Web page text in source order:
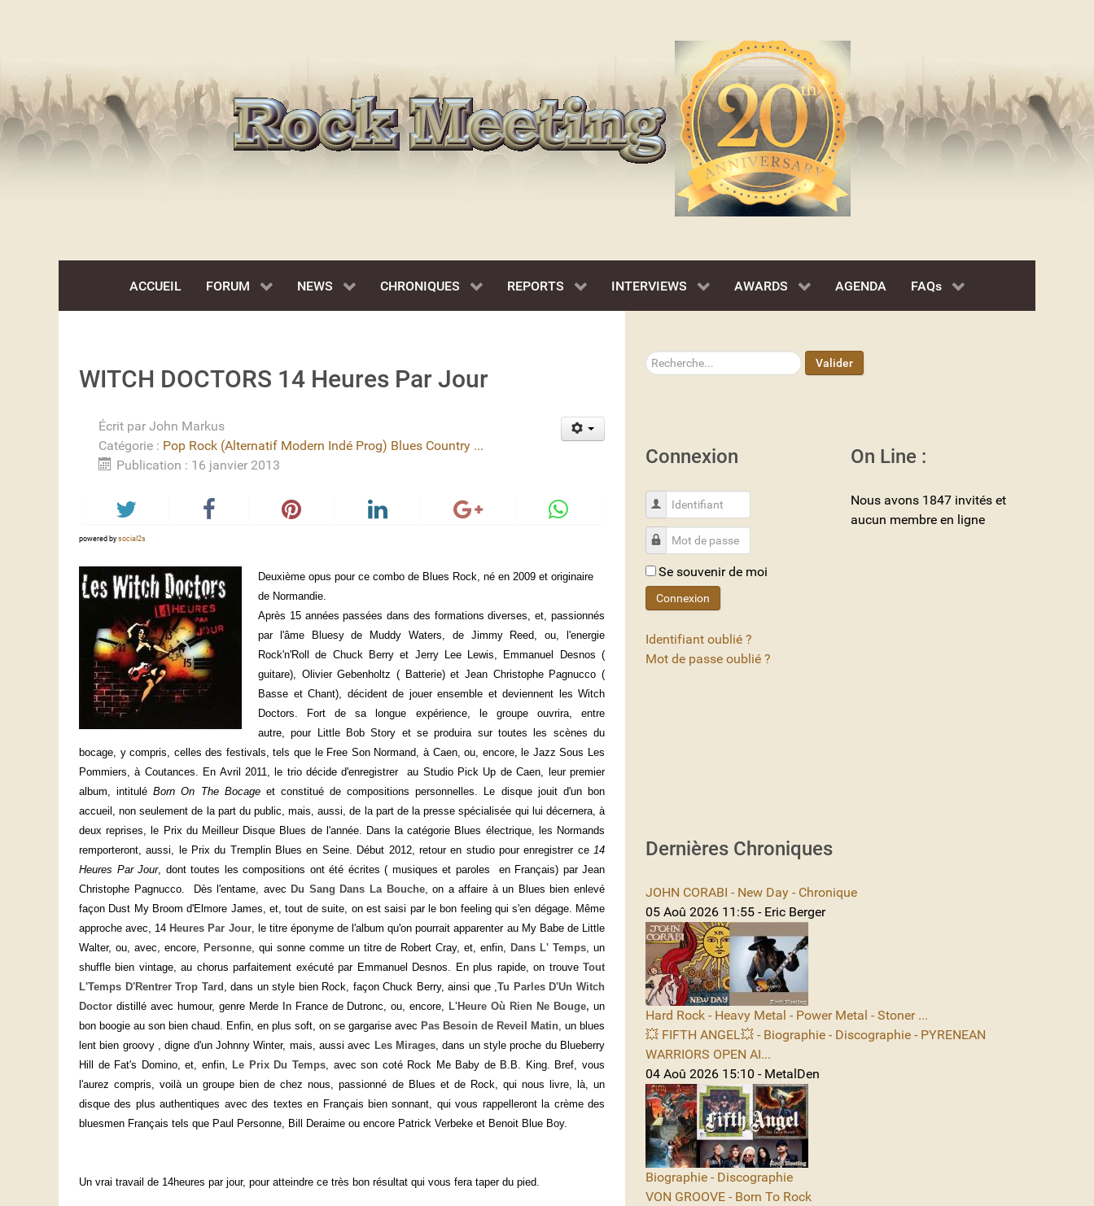
ACCUEIL FORUM NEWS CHRONIQUES REPORTS INTERVIEWS AWARDS AGENDA FAQs
WITCH DOCTORS 14 Heures Par Jour
Écrit par John Markus
Catégorie : Pop Rock (Alternatif Modern Indé Prog) Blues Country ...
Publication : 16 janvier 2013
powered by social2s
Deuxième opus pour ce combo de Blues Rock, né en 2009 et originaire
de Normandie.
Après 15 années passées dans des formations diverses, et, passionnés
par l'âme Bluesy de Muddy Waters, de Jimmy Reed, ou, l'energie
Rock'n'Roll de Chuck Berry et Jerry Lee Lewis, Emmanuel Desnos (
guitare), Olivier Gebenholtz ( Batterie) et Jean Christophe Pagnucco (
Basse et Chant), décident de jouer ensemble et deviennent les Witch
Doctors. Fort de sa longue expérience, le groupe ouvrira, entre
autre, pour Little Bob Story et se produira sur toutes les scènes du
bocage, y compris, celles des festivals, tels que le Free Son Normand, à Caen, ou, encore, le Jazz Sous Les
Pommiers, à Coutances. En Avril 2011, le trio décide d'enregistrer au Studio Pick Up de Caen, leur premier
album, intituléBorn On The Bocageet constitué de compositions personnelles. Le disque jouit d'un bon
accueil, non seulement de la part du public, mais, aussi, de la part de la presse spécialisée qui lui décernera, à
deux reprises, le Prix du Meilleur Disque Blues de l'année. Dans la catégorie Blues électrique, les Normands
remporteront, aussi, le Prix du Tremplin Blues en Seine. Début 2012, retour en studio pour enregistrer ce 14
Heures Par Jour, dont toutes les compositions ont été écrites ( musiques et paroles en Français) par Jean
Christophe Pagnucco. Dès l'entame, avec Du Sang Dans La Bouche, on a affaire à un Blues bien enlevé
façon Dust My Broom d'Elmore James, et, tout de suite, on est saisi par le bon feeling qui s'en dégage. Même
approche avec, 14 Heures Par Jour, le titre éponyme de l'album qu'on pourrait apparenter au My Babe de Little
Walter, ou, avec, encore, Personne, qui sonne comme un titre de Robert Cray, et, enfin, Dans L' Temps, un
shuffle bien vintage, au chorus parfaitement exécuté par Emmanuel Desnos. En plus rapide, on trouve Tout
L'Temps D'Rentrer Trop Tard , dans un style bien Rock, façon Chuck Berry, ainsi que ,Tu Parles D'Un Witch
Doctor distillé avec humour, genre Merde In France de Dutronc, ou, encore, L'Heure Où Rien Ne Bouge, un
bon boogie au son bien chaud. Enfin, en plus soft, on se gargarise avec Pas Besoin de Reveil Matin, un blues
lent bien groovy , digne d'un Johnny Winter, mais, aussi avec Les Mirages, dans un style proche du Blueberry
Hill de Fat's Domino, et, enfin, Le Prix Du Temps, avec son coté Rock Me Baby de B.B. King. Bref, vous
l'aurez compris, voilà un groupe bien de chez nous, passionné de Blues et de Rock, qui nous livre, là, un
disque des plus authentiques avec des textes en Français bien sonnant, qui vous rappelleront la crème des
bluesmen Français tels que Paul Personne, Bill Deraime ou encore Patrick Verbeke et Benoit Blue Boy.
Un vrai travail de 14heures par jour, pour atteindre ce très bon résultat qui vous fera taper du pied.
Rechercher Valider
Connexion
Identifiant
Mot de passe
Se souvenir de moi
Connexion
Identifiant oublié ?
Mot de passe oublié ?
On Line :
Nous avons 1847 invités et
aucun membre en ligne
Dernières Chroniques
JOHN CORABI - New Day - Chronique
05 Aoû 2026 11:55 - Eric Berger
Hard Rock - Heavy Metal - Power Metal - Stoner ...
💥 FIFTH ANGEL💥 - Biographie - Discographie - PYRENEAN
WARRIORS OPEN AI...
04 Aoû 2026 15:10 - MetalDen
Biographie - Discographie
VON GROOVE - Born To Rock